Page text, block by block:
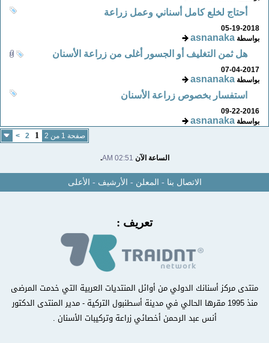
أحتاج لخلع كامل أسناني وعمل زراعة
05-19-2018
بواسطةasnanaka
هل ثمن التغليف أو الجسور أغلى من زراعة الأسنان
07-04-2017
بواسطةasnanaka
استفسار بخصوص زراعة الأسنان
09-22-2016
بواسطةasnanaka
صفحة 1 من 2 2
>
الساعة الآن02:51 AM
.
الاتصال بنا-المعلن-الأرشيف -الأعلى
تعريف :
منتدى مركز أسنانك الدولي من أوائل المنتديات العربية التي خدمت المرضى
منذ 1995 مقرها الحالي في مدينة أسطنبول التركية - مدير المنتدى الدكتور
أنس عبد الرحمن أخصائي زراعة وتركيبات الأسنان .